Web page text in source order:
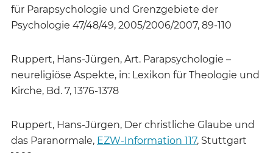
für Parapsychologie und Grenzgebiete der
Psychologie 47/48/49, 2005/2006/2007, 89-110
Ruppert, Hans-Jürgen, Art. Parapsychologie –
neureligiöse Aspekte, in: Lexikon für Theologie und
Kirche, Bd. 7, 1376-1378
Ruppert, Hans-Jürgen, Der christliche Glaube und
das Paranormale, EZW-Information 117, Stuttgart